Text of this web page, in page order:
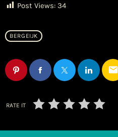
Post Views: 34
BERGEIJK
email
RATE IT